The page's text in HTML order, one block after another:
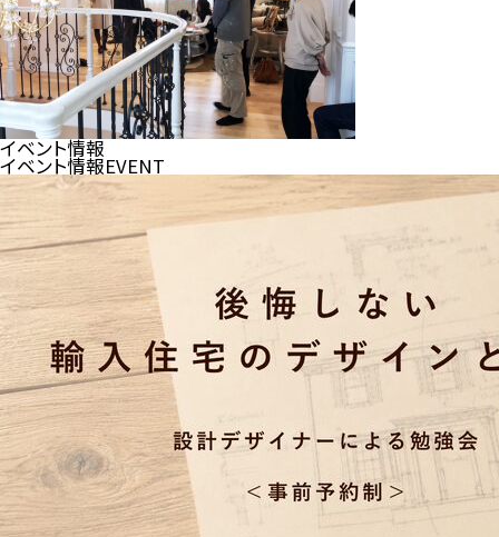
イベント情報
イベント情報EVENT